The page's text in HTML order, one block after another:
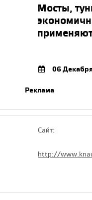
Мосты,
06
Реклама
Сайт:
http://